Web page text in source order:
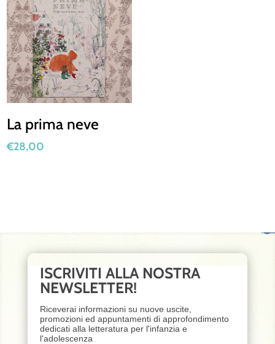
La prima neve
€28,00
ISCRIVITI ALLA NOSTRA
NEWSLETTER!
Riceverai informazioni su nuove uscite,
promozioni ed appuntamenti di approfondimento
dedicati alla letteratura per l'infanzia e
l'adolescenza